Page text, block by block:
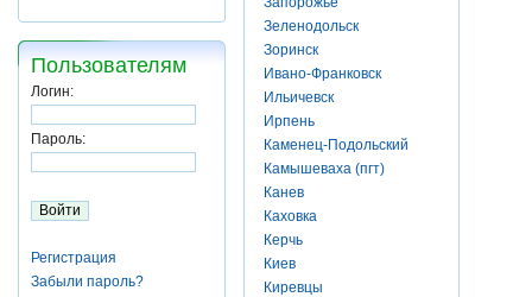
Пользователям
Логин:
Пароль:
Регистрация
Забыли пароль?
Зеленодольск
Зоринск
Ивано-Франковск
Ильичевск
Ирпень
Каменец-Подольский
Камышеваха (пгт)
Канев
Каховка
Керчь
Киев
Киревцы